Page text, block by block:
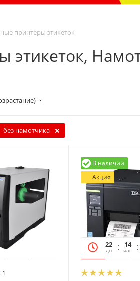
принтеры этикеток
без намотчика
1
В наличии
Акция
22
дн
14
час